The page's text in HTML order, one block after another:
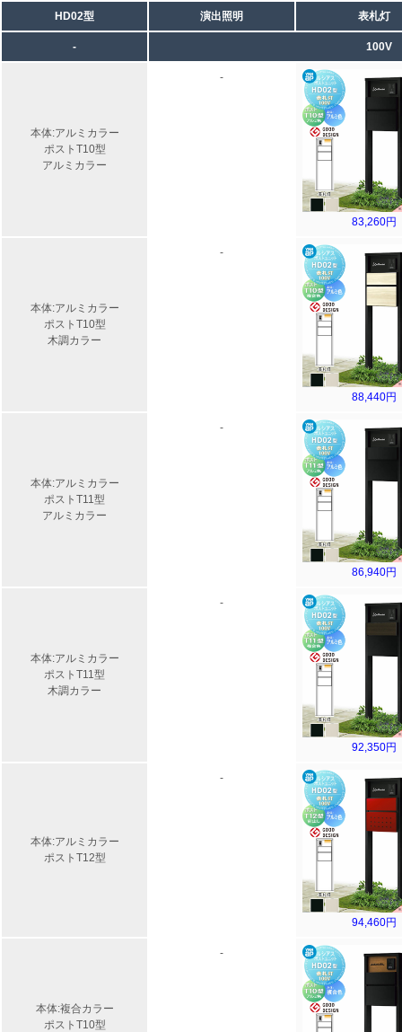
HD02型 演出照明 表札灯
- 100V
本体:アルミカラー
ポストT10型
アルミカラー
-
83,260円
本体:アルミカラー
ポストT10型
木調カラー
-
88,440円
本体:アルミカラー
ポストT11型
アルミカラー
-
86,940円
本体:アルミカラー
ポストT11型
木調カラー
-
92,350円
本体:アルミカラー
ポストT12型
-
94,460円
本体:複合カラー
ポストT10型
-